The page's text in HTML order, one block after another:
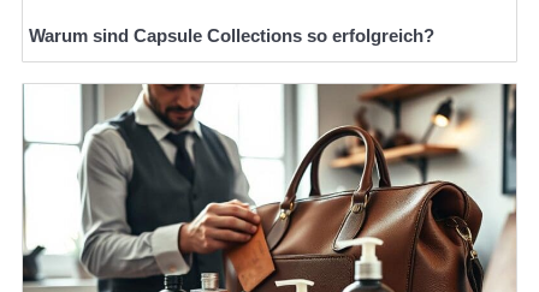
Warum sind Capsule Collections so erfolgreich?